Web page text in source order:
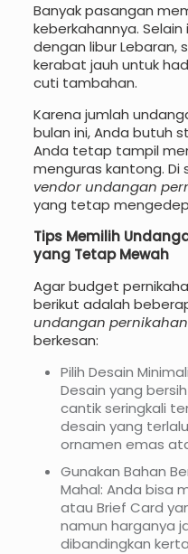
Banyak pasangan
keberkahannya.
dengan libur Lebaran,
kerabat jauh untuk
cuti tambahan.
Karena jumlah
bulan ini, Anda butuh
Anda tetap tampil
menguras kantong. Di
vendor undangan
yang tetap
Tips Memilih
yang Tetap Mewah
Agar budget
berikut adalah
undangan
berkesan:
Pilih Desain
Desain yang
cantik seringkali
desain yang
ornamen emas
Gunakan Bahan
Mahal: Anda bisa
atau Brief Card
namun harganya
dibandingkan